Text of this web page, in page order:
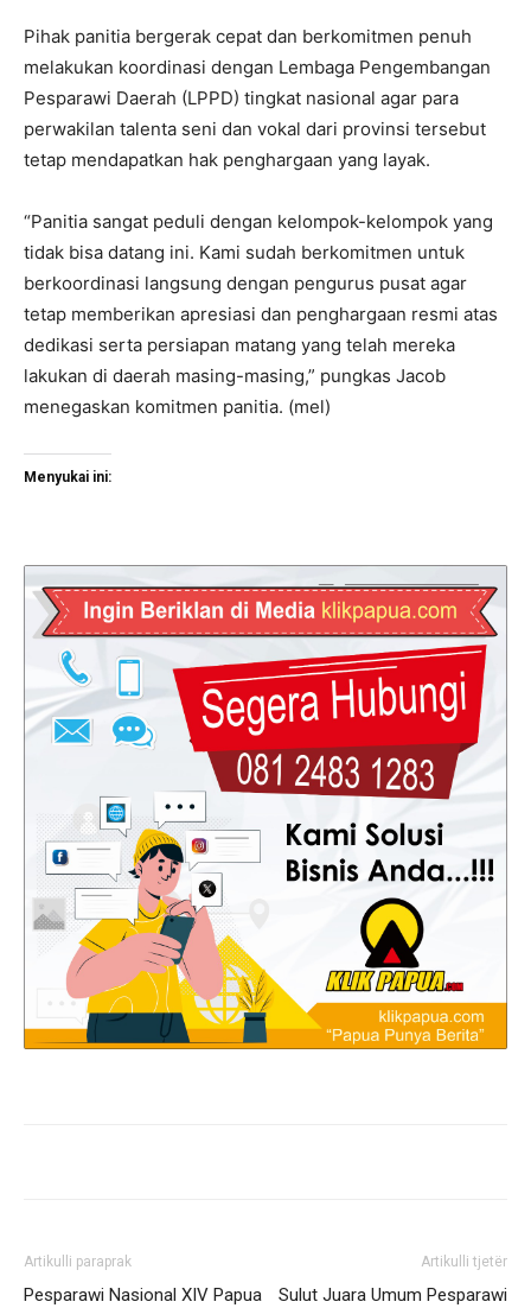
Pihak panitia bergerak cepat dan berkomitmen penuh
melakukan koordinasi dengan Lembaga Pengembangan
Pesparawi Daerah (LPPD) tingkat nasional agar para
perwakilan talenta seni dan vokal dari provinsi tersebut
tetap mendapatkan hak penghargaan yang layak.
“Panitia sangat peduli dengan kelompok-kelompok yang
tidak bisa datang ini. Kami sudah berkomitmen untuk
berkoordinasi langsung dengan pengurus pusat agar
tetap memberikan apresiasi dan penghargaan resmi atas
dedikasi serta persiapan matang yang telah mereka
lakukan di daerah masing-masing,” pungkas Jacob
menegaskan komitmen panitia. (mel)
Menyukai ini:
Artikulli paraprak
Pesparawi Nasional XIV Papua
Artikulli tjetër
Sulut Juara Umum Pesparawi